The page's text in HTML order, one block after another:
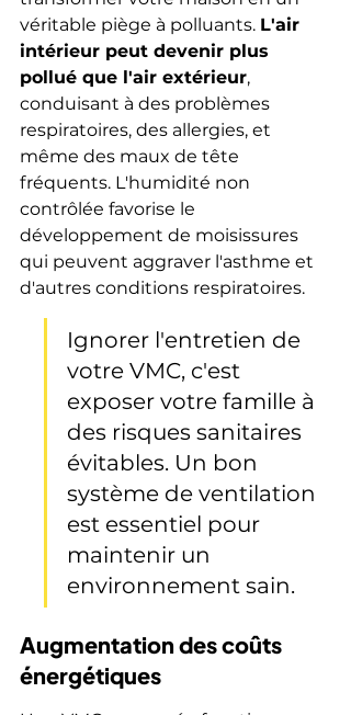
véritable piège à polluants. L'air
intérieur peut devenir plus
pollué que l'air extérieur,
conduisant à des problèmes
respiratoires, des allergies, et
même des maux de tête
fréquents. L'humidité non
contrôlée favorise le
développement de moisissures
qui peuvent aggraver l'asthme et
d'autres conditions respiratoires.
Ignorer l'entretien de
votre VMC, c'est
exposer votre famille à
des risques sanitaires
évitables. Un bon
système de ventilation
est essentiel pour
maintenir un
environnement sain.
Augmentation des coûts
énergétiques